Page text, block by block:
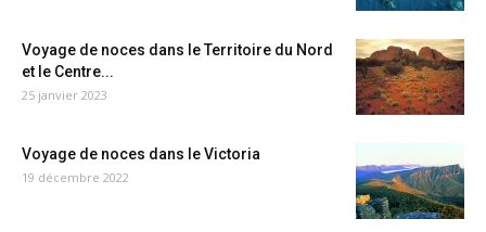
Voyage de noces dans le Territoire du Nord
et le Centre...
25 janvier 2023
Voyage de noces dans le Victoria
19 décembre 2022